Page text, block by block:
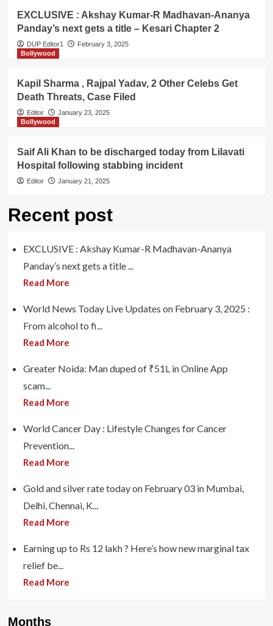
EXCLUSIVE : Akshay Kumar-R Madhavan-Ananya
Panday’s next gets a title – Kesari Chapter 2
DUP Editor1
February 3, 2025
Bollywood
Kapil Sharma , Rajpal Yadav, 2 Other Celebs Get
Death Threats, Case Filed
Editor
January 23, 2025
Bollywood
Saif Ali Khan to be discharged today from Lilavati
Hospital following stabbing incident
Editor January 21, 2025
Recent post
EXCLUSIVE : Akshay Kumar-R Madhavan-Ananya
Panday’s next gets a title ...
Read More
World News Today Live Updates on February 3, 2025 :
From alcohol to fi...
Read More
Greater Noida: Man duped of ₹51L in Online App
scam...
Read More
World Cancer Day : Lifestyle Changes for Cancer
Prevention...
Read More
Gold and silver rate today on February 03 in Mumbai,
Delhi, Chennai, K...
Read More
Earning up to Rs 12 lakh ? Here’s how new marginal tax
relief be...
Read More
Months